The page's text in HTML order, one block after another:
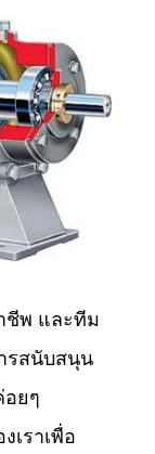
ชีพ และทีม
รสนับสนุน
อยๆ
เราเพื่อ